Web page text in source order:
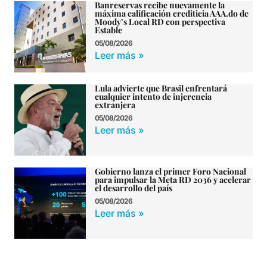
Banreservas recibe nuevamente la
máxima calificación crediticia AAA.do de
Moody’s Local RD con perspectiva
Estable
05/08/2026
Leer más »
Lula advierte que Brasil enfrentará
cualquier intento de injerencia
extranjera
05/08/2026
Leer más »
Gobierno lanza el primer Foro Nacional
para impulsar la Meta RD 2036 y acelerar
el desarrollo del país
05/08/2026
Leer más »